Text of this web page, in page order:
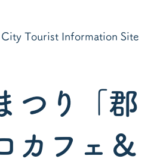
Tourist Information Site
つり「郡
カフェ＆